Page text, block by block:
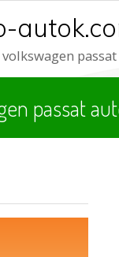
passat
passat